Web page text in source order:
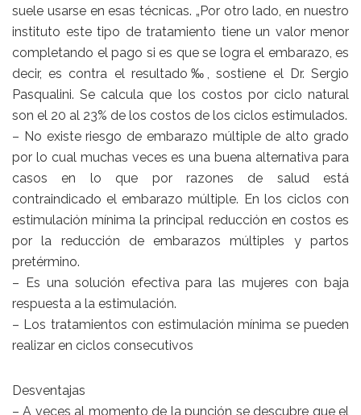
suele usarse en esas técnicas. „Por otro lado, en nuestro
instituto este tipo de tratamiento tiene un valor menor
completando el pago si es que se logra el embarazo, es
decir, es contra el resultado‰, sostiene el Dr. Sergio
Pasqualini. Se calcula que los costos por ciclo natural
son el 20 al 23% de los costos de los ciclos estimulados.
– No existe riesgo de embarazo múltiple de alto grado
por lo cual muchas veces es una buena alternativa para
casos en lo que por razones de salud está
contraindicado el embarazo múltiple. En los ciclos con
estimulación mínima la principal reducción en costos es
por la reducción de embarazos múltiples y partos
pretérmino.
– Es una solución efectiva para las mujeres con baja
respuesta a la estimulación.
– Los tratamientos con estimulación mínima se pueden
realizar en ciclos consecutivos
Desventajas
– A veces al momento de la punción se descubre que el